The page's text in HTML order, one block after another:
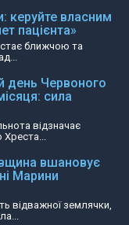
керуйте власним
пацієнта»
стає ближчою та
день Червоного
сила
відзначає
Хреста...
вшановує
Марини
відважної землячки,